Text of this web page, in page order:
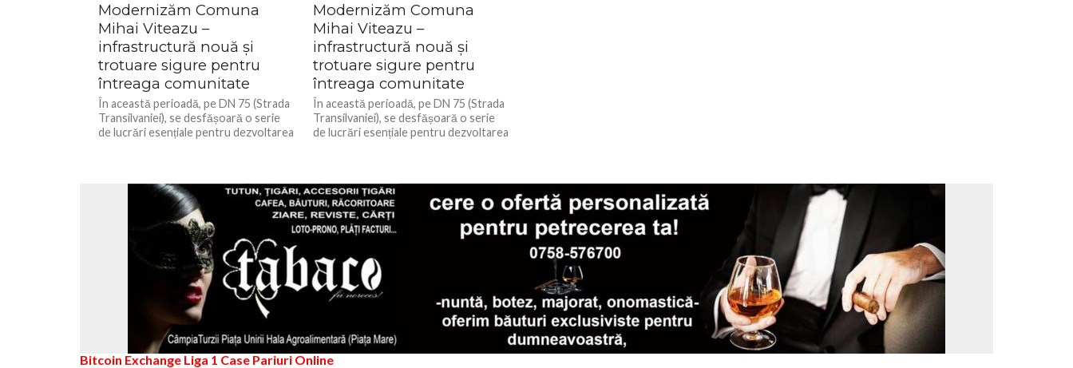
Modernizăm Comuna
Mihai Viteazu –
infrastructură nouă și
trotuare sigure pentru
întreaga comunitate
În această perioadă, pe DN 75 (Strada
Transilvaniei), se desfășoară o serie
de lucrări esențiale pentru dezvoltarea
Modernizăm Comuna
Mihai Viteazu –
infrastructură nouă și
trotuare sigure pentru
întreaga comunitate
În această perioadă, pe DN 75 (Strada
Transilvaniei), se desfășoară o serie
de lucrări esențiale pentru dezvoltarea
Bitcoin Exchange Liga 1 Case Pariuri Online